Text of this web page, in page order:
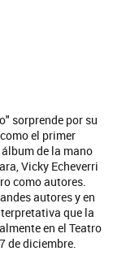
sorprende por su
el primer
de la mano
Vicky Echeverri
como autores.
autores y en
que la
en el Teatro
de diciembre.